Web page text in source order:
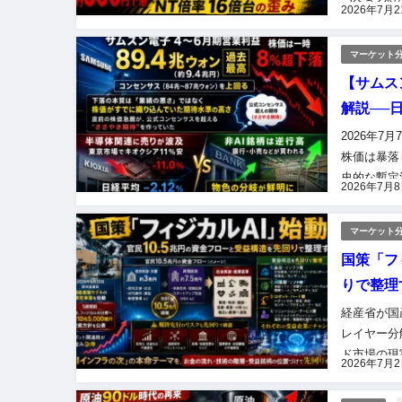
2026年7月
マーケット
【サム
解説──
2026年7月
2026年7月
株価は暴
史的な暫
マーケット
国策「
りで整
2026年7月
経産省が
レイヤー
ド市場の